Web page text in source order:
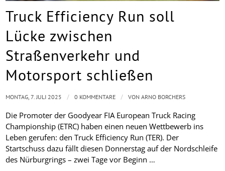
Truck Efficiency Run soll
Lücke zwischen
Straßenverkehr und
Motorsport schließen
Die Promoter der Goodyear FIA European Truck Racing
Championship (ETRC) haben einen neuen Wettbewerb ins
Leben gerufen: den Truck Efficiency Run (TER). Der
Startschuss dazu fällt diesen Donnerstag auf der Nordschleife
des Nürburgrings – zwei Tage vor Beginn …
MONTAG, 7. JULI 2025 / 0 KOMMENTARE / VONARNO BORCHERS